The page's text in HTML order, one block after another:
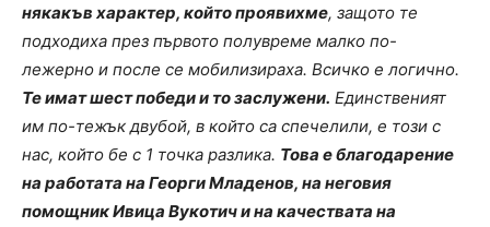
някакъв характер, който проявихме, защото те
подходиха през първото полувреме малко по-
лежерно и после се мобилизираха. Всичко е логично.
Те имат шест победи и то заслужени. Единственият
им по-тежък двубой, в който са спечелили, е този с
нас, който бе с 1 точка разлика. Това е благодарение
на работата на Георги Младенов, на неговия
помощник Ивица Вукотич и на качествата на